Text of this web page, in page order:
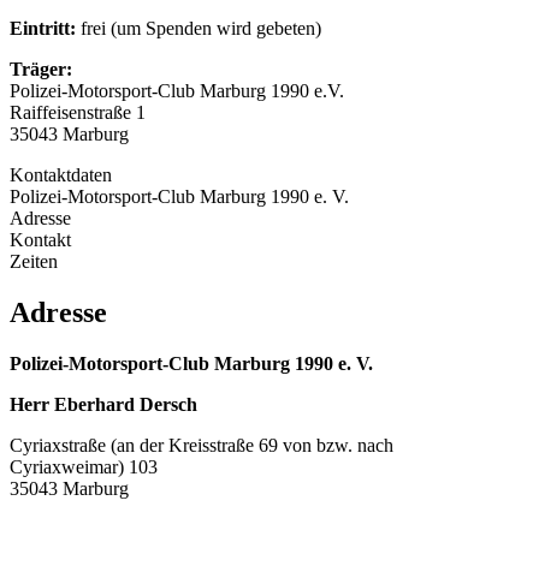
Eintritt: frei (um Spenden wird gebeten)
Träger:
Polizei-Motorsport-Club Marburg 1990 e.V.
Raiffeisenstraße 1
35043 Marburg
Kontaktdaten
Polizei-Motorsport-Club Marburg 1990 e. V.
Adresse
Kontakt
Zeiten
Adresse
Polizei-Motorsport-Club Marburg 1990 e. V.
Herr Eberhard Dersch
Cyriaxstraße (an der Kreisstraße 69 von bzw. nach
Cyriaxweimar) 103
35043 Marburg